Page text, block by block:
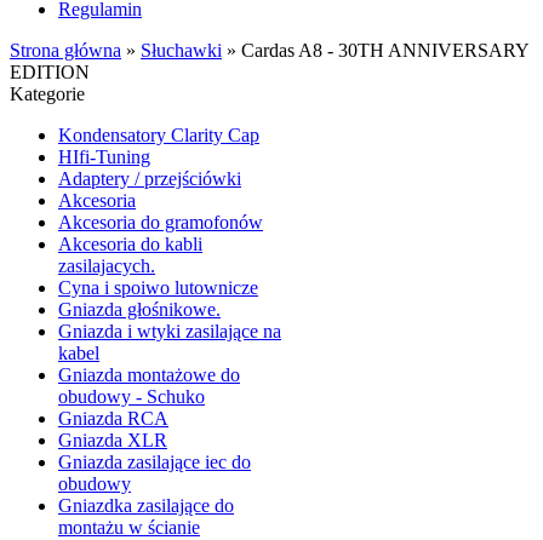
Regulamin
Strona główna » Słuchawki » Cardas A8 - 30TH ANNIVERSARY
EDITION
Kategorie
Kondensatory Clarity Cap
HIfi-Tuning
Adaptery / przejściówki
Akcesoria
Akcesoria do gramofonów
Akcesoria do kabli
zasilajacych.
Cyna i spoiwo lutownicze
Gniazda głośnikowe.
Gniazda i wtyki zasilające na
kabel
Gniazda montażowe do
obudowy - Schuko
Gniazda RCA
Gniazda XLR
Gniazda zasilające iec do
obudowy
Gniazdka zasilające do
montażu w ścianie